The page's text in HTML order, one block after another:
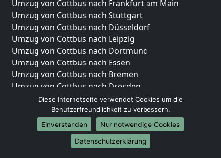
Umzug von Cottbus nach Frankfurt am Main
Umzug von Cottbus nach Stuttgart
Umzug von Cottbus nach Düsseldorf
Umzug von Cottbus nach Leipzig
Umzug von Cottbus nach Dortmund
Umzug von Cottbus nach Essen
Umzug von Cottbus nach Bremen
Umzug von Cottbus nach Dresden
Umzug von Cottbus nach Hannover
Umzug von Cottbus nach Nürnberg
Umzug von Cottbus nach Duisburg
Umzug von Cottbus nach Bochum
Umzug von Cottbus nach Wuppertal
Diese Internetseite verwendet Cookies um die
Benutzerfreundlichkeit zu verbessern.
Einverstanden
Nur notwendige Cookies
Datenschutzerklärung